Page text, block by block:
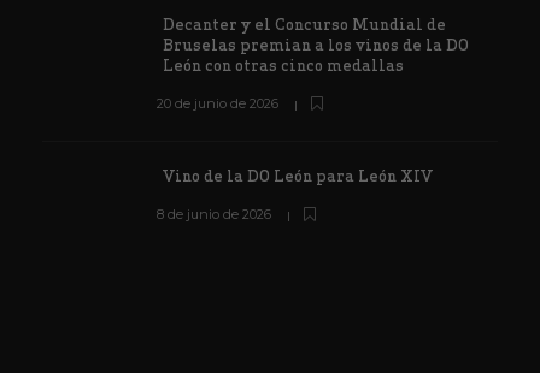
Decanter y el Concurso Mundial de
Bruselas premian a los vinos de la DO
León con otras cinco medallas
20 de junio de 2026
Vino de la DO León para León XIV
8 de junio de 2026